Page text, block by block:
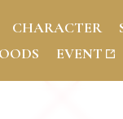
CHARACTER
EVENT